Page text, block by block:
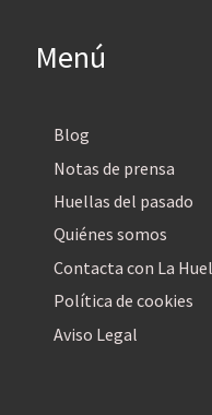
Menú
Blog
Notas de prensa
Huellas del pasado
Quiénes somos
Contacta con La
Política de cookies
Aviso Legal